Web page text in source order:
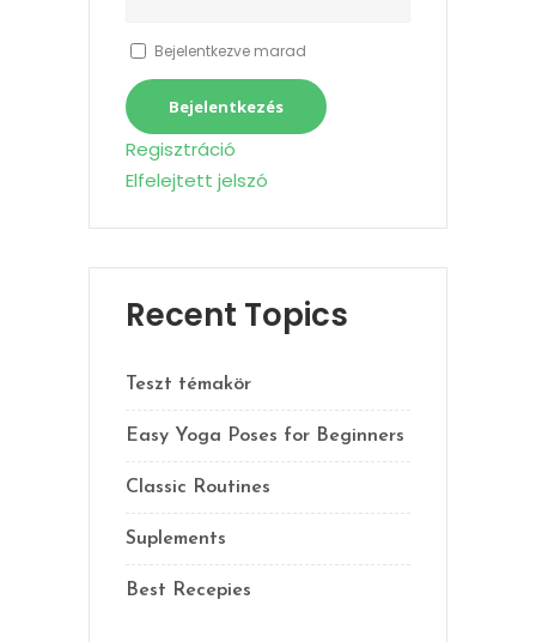
Bejelentkezve marad
Bejelentkezés
Regisztráció
Elfelejtett jelszó
Recent Topics
Teszt témakör
Easy Yoga Poses for Beginners
Classic Routines
Suplements
Best Recepies